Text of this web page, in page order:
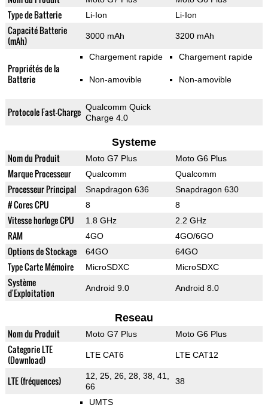
Type de Batterie Li-Ion Li-Ion
Capacité Batterie
(mAh)
3000 mAh 3200 mAh
Propriétés de la
Batterie
Chargement rapide
Non-amovible
Chargement rapide
Non-amovible
Protocole Fast-Charge Qualcomm Quick
Charge 4.0
Systeme
Nom du Produit Moto G7 Plus Moto G6 Plus
Marque Processeur Qualcomm Qualcomm
Processeur Principal Snapdragon 636 Snapdragon 630
# Cores CPU 8 8
Vitesse horloge CPU 1.8 GHz 2.2 GHz
RAM 4GO 4GO/6GO
Options de Stockage 64GO 64GO
Type Carte Mémoire MicroSDXC MicroSDXC
Système
d'Exploitation
Android 9.0 Android 8.0
Reseau
Nom du Produit Moto G7 Plus Moto G6 Plus
Categorie LTE
(Download)
LTE CAT6 LTE CAT12
LTE (fréquences)
12, 25, 26, 28, 38, 41,
66
38
UMTS